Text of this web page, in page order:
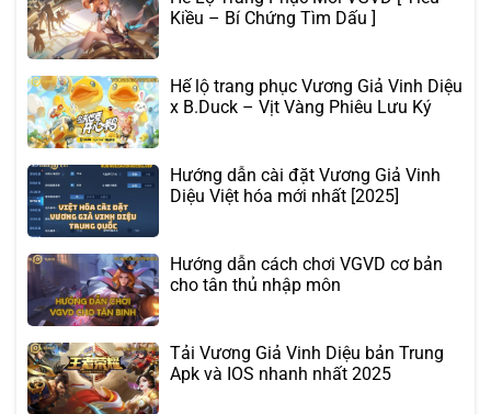
Kiều – Bí Chứng Tìm Dấu ]
Hế lộ trang phục Vương Giả Vinh Diệu
x B.Duck – Vịt Vàng Phiêu Lưu Ký
Hướng dẫn cài đặt Vương Giả Vinh
Diệu Việt hóa mới nhất [2025]
Hướng dẫn cách chơi VGVD cơ bản
cho tân thủ nhập môn
Tải Vương Giả Vinh Diệu bản Trung
Apk và IOS nhanh nhất 2025